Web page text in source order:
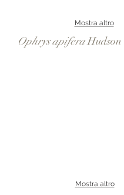
Mostra altro
Ophrys apiferaHudson
Mostra altro